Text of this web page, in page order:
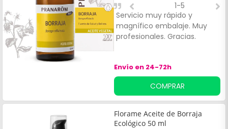
Servicio muy rápido y
magnífico embalaje. Muy
profesionales. Gracias.
1-5
Envío en 24-72h
COMPRAR
Florame Aceite de Borraja
Ecológico 50 ml